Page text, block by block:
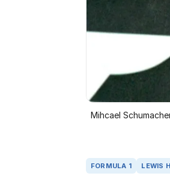
Mihcael
FORMULA 1 LEWIS